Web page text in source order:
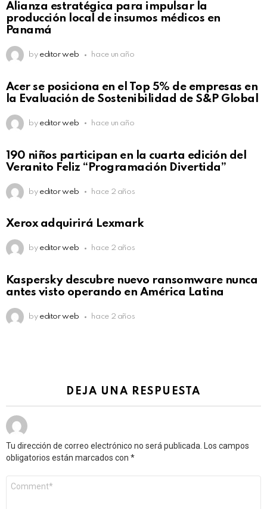
Alianza estratégica para impulsar la
producción local de insumos médicos en
Panamá
by editor web hace un año
Acer se posiciona en el Top 5% de empresas en
la Evaluación de Sostenibilidad de S&P Global
by editor web hace un año
190 niños participan en la cuarta edición del
Veranito Feliz “Programación Divertida”
by editor web hace 2 años
Xerox adquirirá Lexmark
by editor web hace 2 años
Kaspersky descubre nuevo ransomware nunca
antes visto operando en América Latina
by editor web hace 2 años
DEJA UNA RESPUESTA
Tu dirección de correo electrónico no será publicada.
Los campos
obligatorios están marcados con *